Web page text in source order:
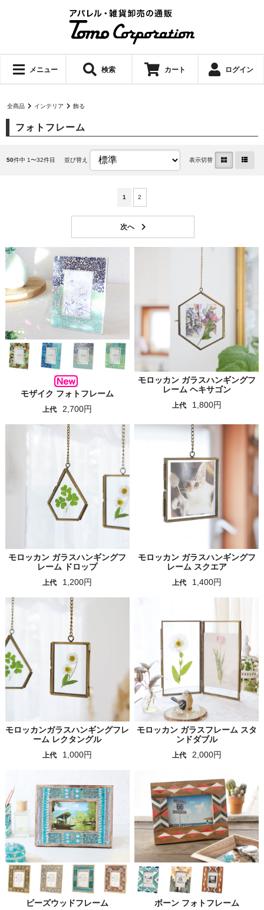
メニュー 検索 カート ログイン
全商品 インテリア 飾る
フォトフレーム
50件中 1〜32件目 並び替え 表示切替
1 2
モザイク フォトフレーム
上代 2,700円
モロッカン ガラスハンギングフ
レーム ヘキサゴン
上代 1,800円
モロッカン ガラスハンギングフ
レーム ドロップ
上代 1,200円
モロッカン ガラスハンギングフ
レーム スクエア
上代 1,400円
モロッカンガラスハンギングフレ
ーム レクタングル
上代 1,000円
モロッカン ガラスフレーム スタ
ンドダブル
上代 2,000円
ビーズウッドフレーム ボーン フォトフレーム